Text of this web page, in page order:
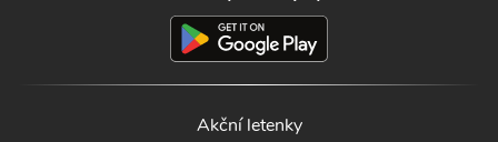
Akční letenky